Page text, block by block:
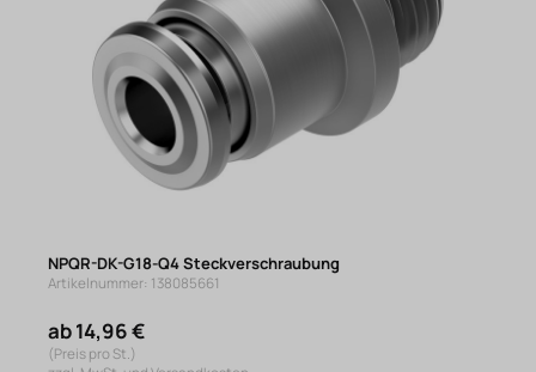
NPQR-DK-G18-Q4 Steckverschraubung
Artikelnummer: 138085661
ab 14,96 €
(Preis pro St.)